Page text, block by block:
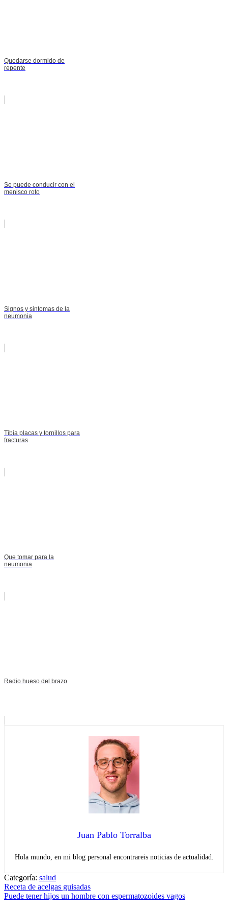
Quedarse dormido de
repente
Se puede conducir con el
menisco roto
Signos y sintomas de la
neumonia
Tibia placas y tornillos para
fracturas
Que tomar para la
neumonia
Radio hueso del brazo
Juan Pablo Torralba
Hola mundo, en mi blog personal encontrareis noticias de actualidad.
Categoría: salud
Navegación
de
Entrada
anterior:
Receta de acelgas guisadas
Entrada
Puede tener hijos un hombre con espermatozoides vagos